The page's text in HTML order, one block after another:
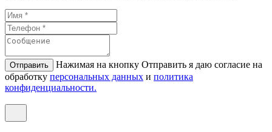
Отправить
Нажимая на кнопку Отправить я даю согласие на
обработку персональных данных и политикa
конфиденциальности.